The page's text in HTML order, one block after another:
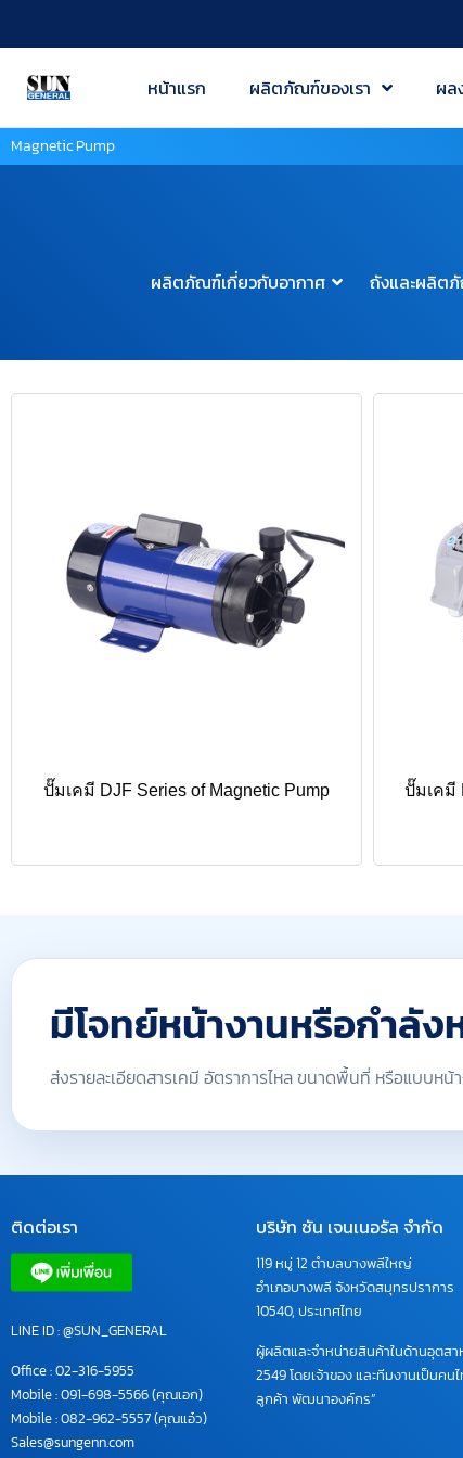
หน้าแรก ผลิตภัณฑ์ของเรา ผล
Magnetic Pump
ผลิตภัณฑ์เกี่ยวกับอากาศ ถังและผลิต
ปั๊มเคมี DJF Series of Magnetic Pump ปั๊มเคมี
มีโจทย์หน้างานหรือกำลั
ส่งรายละเอียดสารเคมี อัตราการไหล ขนาดพื้นที่ หรือแบบหน้
ติดต่อเรา
LINE ID : @SUN_GENERAL
Office :02-316-5955
Mobile :091-698-5566(คุณเอก)
Mobile :082-962-5557(คุณแอ๋ว)
Sales@sungenn.com
บริษัท ซัน เจนเนอรัล จำกัด
119 หมู่ 12 ตำบลบางพลีใหญ่
อำเภอบางพลี จังหวัดสมุทรปราการ
10540, ประเทศไทย
ผู้ผลิตและจำหน่ายสินค้าในด้านอุตส
2549 โดยเจ้าของ และทีมงานเป็นค
ลูกค้า พัฒนาองค์กร”